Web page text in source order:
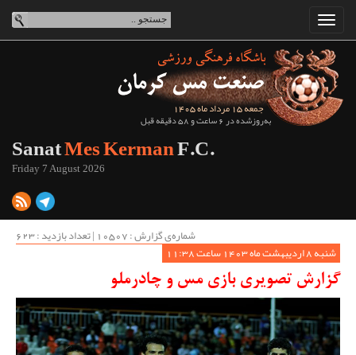
جمعه 15 مرداد ماه 1405
به‌روزشده در 6 ساعت و 58 دقیقه قبل
SanatMes KermanF.C.
Friday 7 August 2026
شماره‌ی گزارش : ‌10507 | تعداد بازدید : 623
شنبه 8 اردیبهشت ماه 1403 ساعت 11:38
گزارش تصویری بازی مس و چادرملو